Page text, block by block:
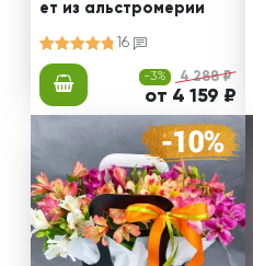
ет из альстромерии
16
-3% 4 288 ₽
от 4 159 ₽